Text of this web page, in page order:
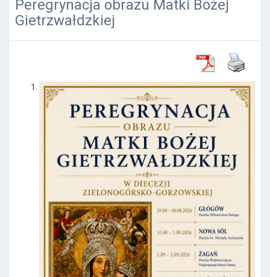
Peregrynacja obrazu Matki Bożej
Gietrzwałdzkiej